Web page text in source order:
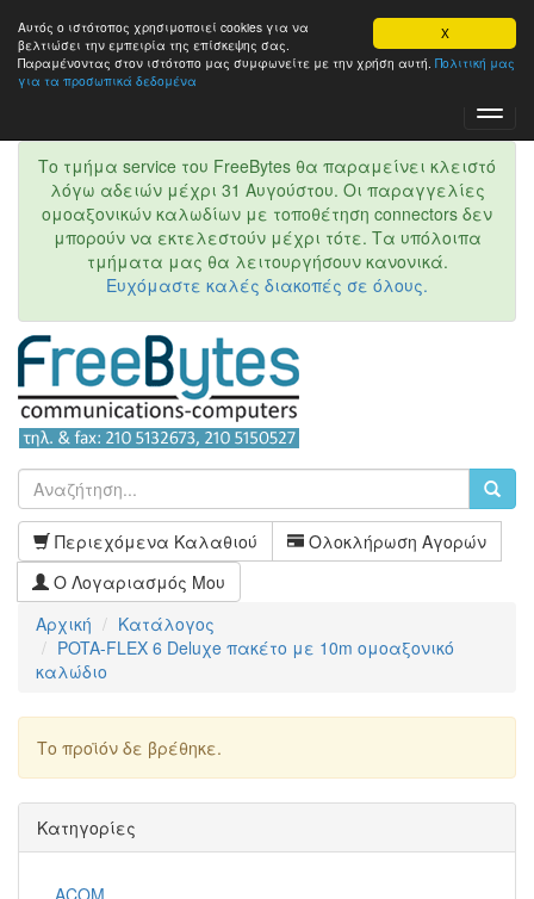
X
Αυτός ο ιστότοπος χρησιμοποιεί cookies για να
βελτιώσει την εμπειρία της επίσκεψης σας.
Παραμένοντας στον ιστότοπo μας συμφωνείτε με την χρήση αυτή. Πολιτική μας
για τα προσωπικά δεδομένα
Το τμήμα service του FreeBytes θα παραμείνει κλειστό
λόγω αδειών μέχρι 31 Αυγούστου. Οι παραγγελίες
ομοαξονικών καλωδίων με τοποθέτηση connectors δεν
μπορούν να εκτελεστούν μέχρι τότε. Τα υπόλοιπα
τμήματα μας θα λειτουργήσουν κανονικά.
Ευχόμαστε καλές διακοπές σε όλους.
Περιεχόμενα Καλαθιού
Ολοκλήρωση Αγορών
Ο Λογαριασμός Μου
Αρχική
Κατάλογος
POTA-FLEX 6 Deluχe πακέτο με 10m ομοαξονικό
καλώδιο
Το προϊόν δε βρέθηκε.
Κατηγορίες
ACOM